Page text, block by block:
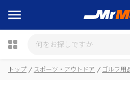
瓶詰
トップ スポーツ・アウトドア ゴルフ用